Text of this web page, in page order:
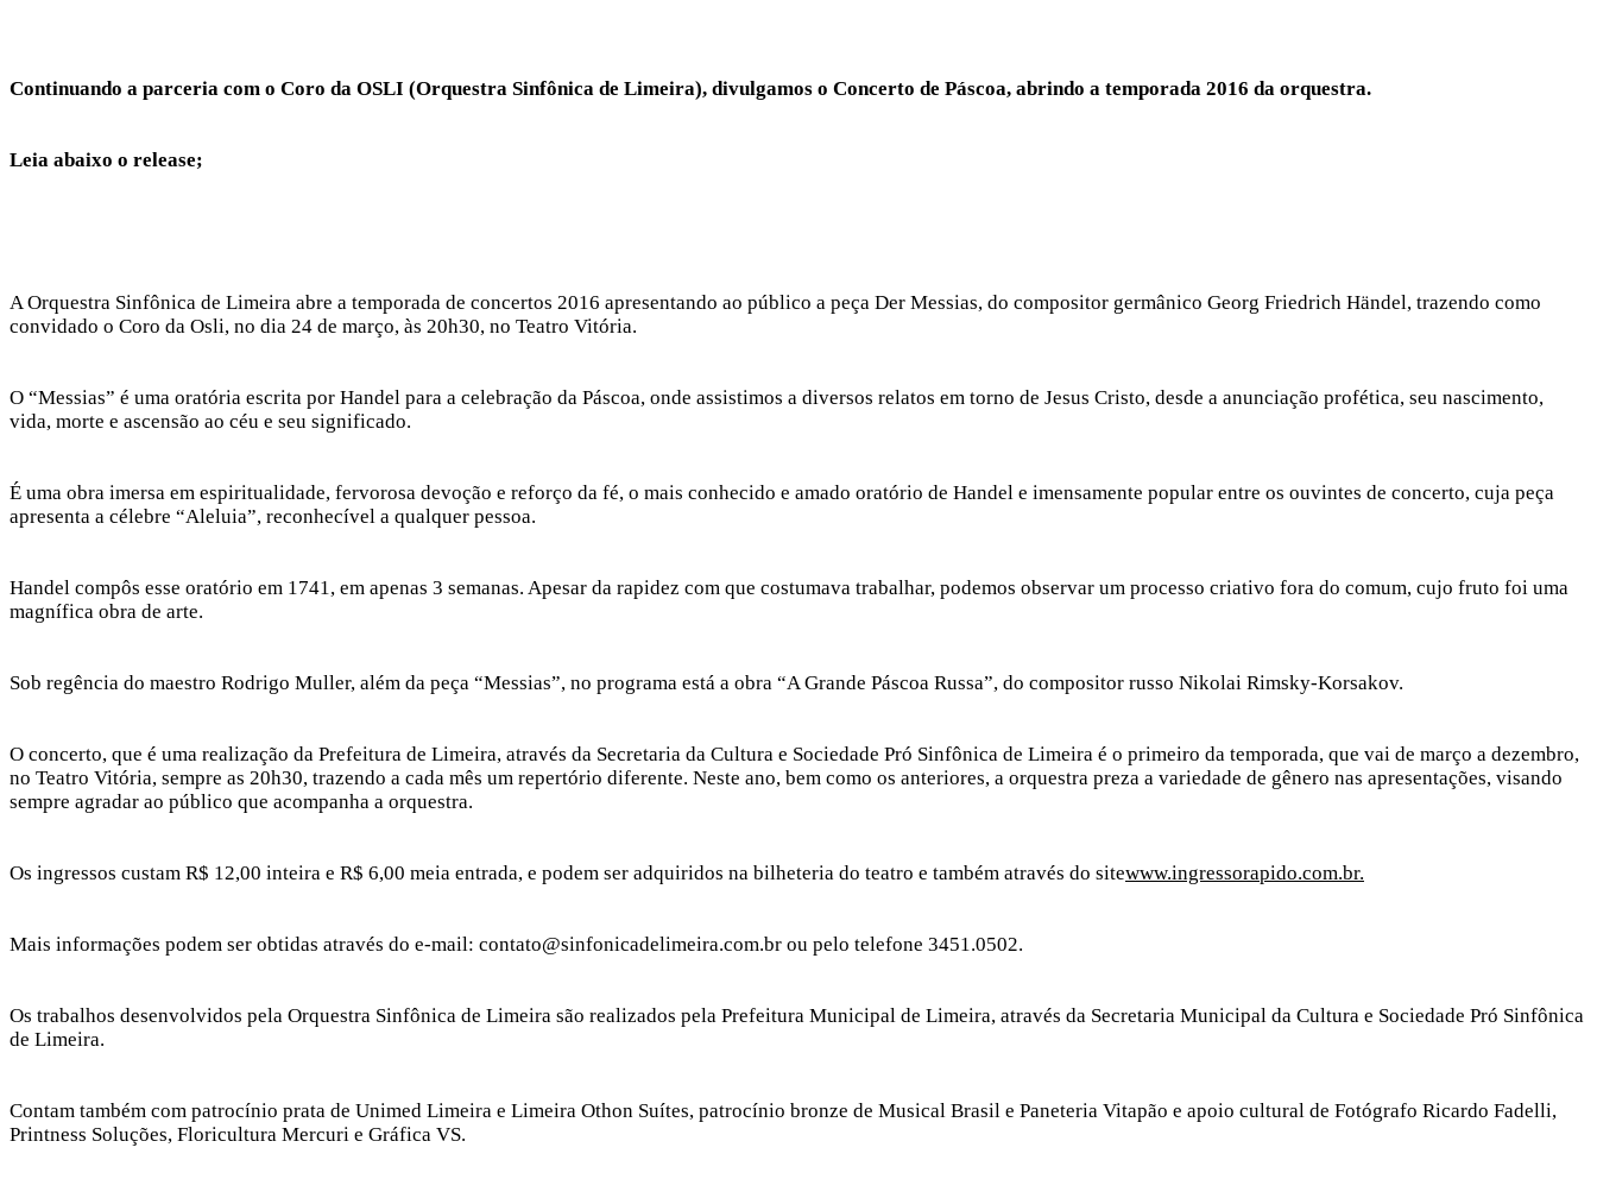
Continuando a parceria com o Coro da OSLI (Orquestra Sinfônica de Limeira), divulgamos o Concerto de Páscoa, abrindo a temporada 2016 da orquestra.
Leia abaixo o release;
A Orquestra Sinfônica de Limeira abre a temporada de concertos 2016 apresentando ao público a peça Der Messias, do compositor germânico Georg Friedrich Händel, trazendo como
convidado o Coro da Osli, no dia 24 de março, às 20h30, no Teatro Vitória.
O “Messias” é uma oratória escrita por Handel para a celebração da Páscoa, onde assistimos a diversos relatos em torno de Jesus Cristo, desde a anunciação profética, seu nascimento,
vida, morte e ascensão ao céu e seu significado.
É uma obra imersa em espiritualidade, fervorosa devoção e reforço da fé, o mais conhecido e amado oratório de Handel e imensamente popular entre os ouvintes de concerto, cuja peça
apresenta a célebre “Aleluia”, reconhecível a qualquer pessoa.
Handel compôs esse oratório em 1741, em apenas 3 semanas. Apesar da rapidez com que costumava trabalhar, podemos observar um processo criativo fora do comum, cujo fruto foi uma
magnífica obra de arte.
Sob regência do maestro Rodrigo Muller, além da peça “Messias”, no programa está a obra “A Grande Páscoa Russa”, do compositor russo Nikolai Rimsky-Korsakov.
O concerto, que é uma realização da Prefeitura de Limeira, através da Secretaria da Cultura e Sociedade Pró Sinfônica de Limeira é o primeiro da temporada, que vai de março a dezembro,
no Teatro Vitória, sempre as 20h30, trazendo a cada mês um repertório diferente. Neste ano, bem como os anteriores, a orquestra preza a variedade de gênero nas apresentações, visando
sempre agradar ao público que acompanha a orquestra.
Os ingressos custam R$ 12,00 inteira e R$ 6,00 meia entrada, e podem ser adquiridos na bilheteria do teatro e também através do sitewww.ingressorapido.com.br.
Mais informações podem ser obtidas através do e-mail: contato@sinfonicadelimeira.com.br ou pelo telefone 3451.0502.
Os trabalhos desenvolvidos pela Orquestra Sinfônica de Limeira são realizados pela Prefeitura Municipal de Limeira, através da Secretaria Municipal da Cultura e Sociedade Pró Sinfônica
de Limeira.
Contam também com patrocínio prata de Unimed Limeira e Limeira Othon Suítes, patrocínio bronze de Musical Brasil e Paneteria Vitapão e apoio cultural de Fotógrafo Ricardo Fadelli,
Printness Soluções, Floricultura Mercuri e Gráfica VS.